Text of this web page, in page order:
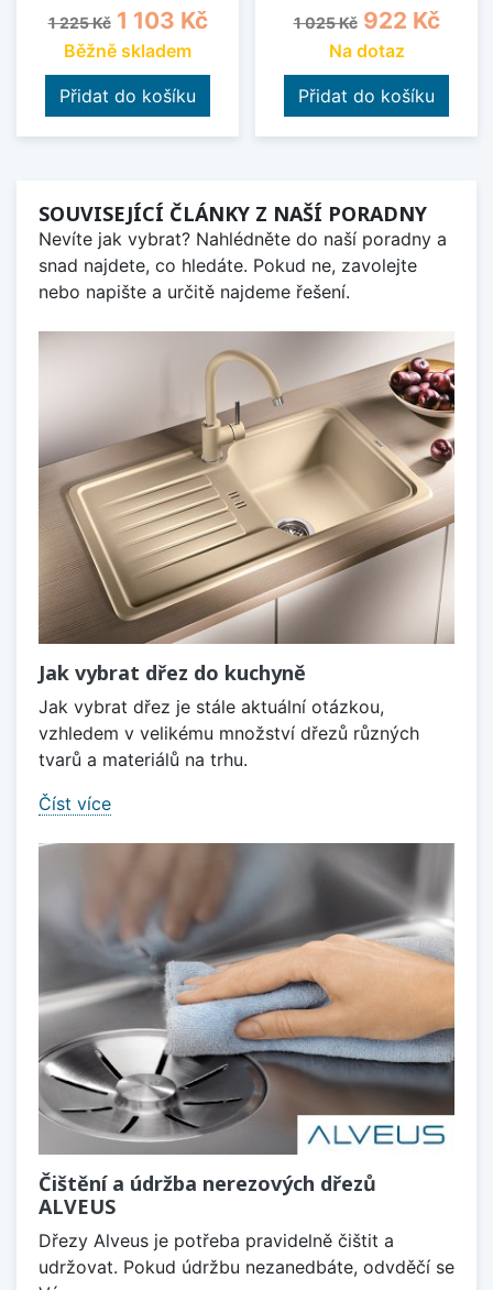
Běžná cena
1 225 Kč Cena
1 103 Kč
Běžně skladem
Přidat do košíku
Běžná cena
1 025 Kč Cena
922 Kč
Na dotaz
Přidat do košíku
SOUVISEJÍCÍ ČLÁNKY Z NAŠÍ PORADNY
Nevíte jak vybrat? Nahlédněte do naší poradny a
snad najdete, co hledáte. Pokud ne, zavolejte
nebo napište a určitě najdeme řešení.
Jak vybrat dřez do kuchyně
Jak vybrat dřez je stále aktuální otázkou,
vzhledem v velikému množství dřezů různých
tvarů a materiálů na trhu.
Číst více
Čištění a údržba nerezových dřezů
ALVEUS
Dřezy Alveus je potřeba pravidelně čištit a
udržovat. Pokud údržbu nezanedbáte, odvděčí se